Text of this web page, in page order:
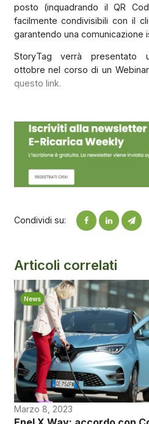
posto (inquadrando il QR
facilmente condivisibili con il
garantendo una comunicazione
StoryTag verrà presentato
ottobre nel corso di un
questo link.
Condividi su:
Articoli correlati
News
Marzo 8, 2023